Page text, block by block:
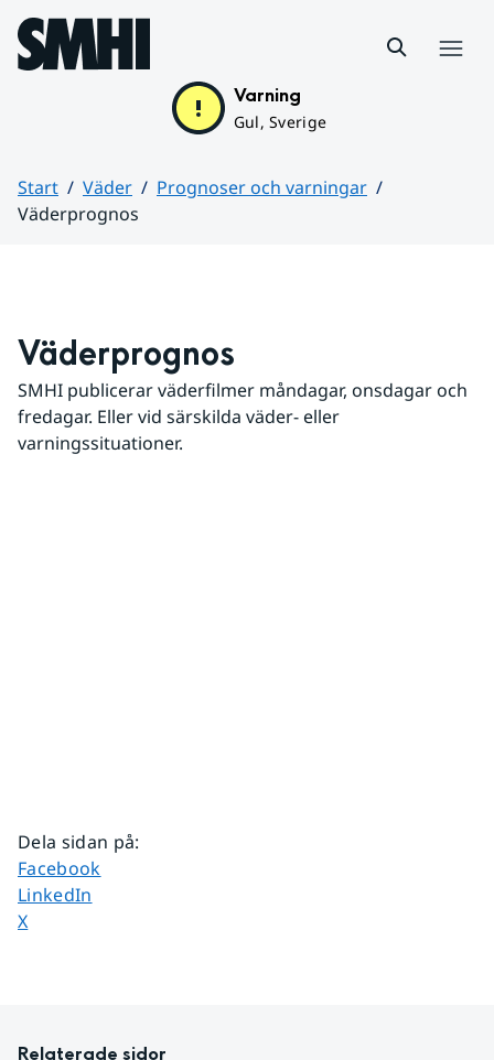
Hoppa till sidans innehåll
Varning
Gul, Sverige
Start Väder
Prognoser och varningar
Väderprognos
Väderprognos
SMHI publicerar väderfilmer måndagar, onsdagar och
fredagar. Eller vid särskilda väder- eller
varningssituationer.
Dela sidan på:
Dela sidan på
Facebook
Dela sidan på
LinkedIn
Dela sidan på
X
Relaterade sidor